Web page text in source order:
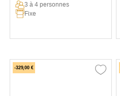
3 à 4 personnes
Fixe
-329,00 €